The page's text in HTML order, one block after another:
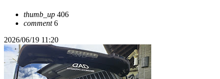
thumb_up 406
comment6
2026/06/19 11:20